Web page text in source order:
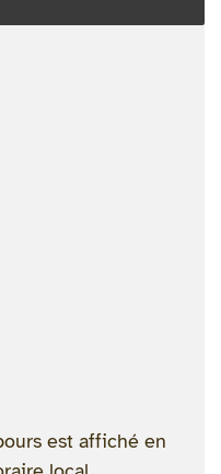
est affiché en